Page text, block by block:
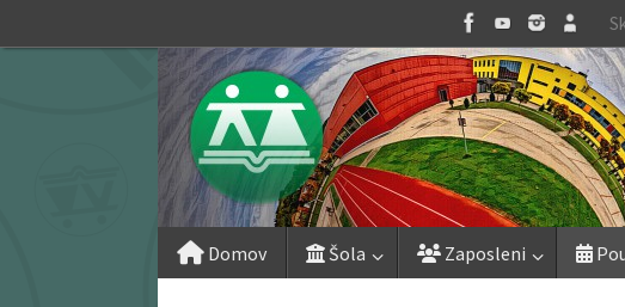
to
Skip
Domov Šola Zaposleni